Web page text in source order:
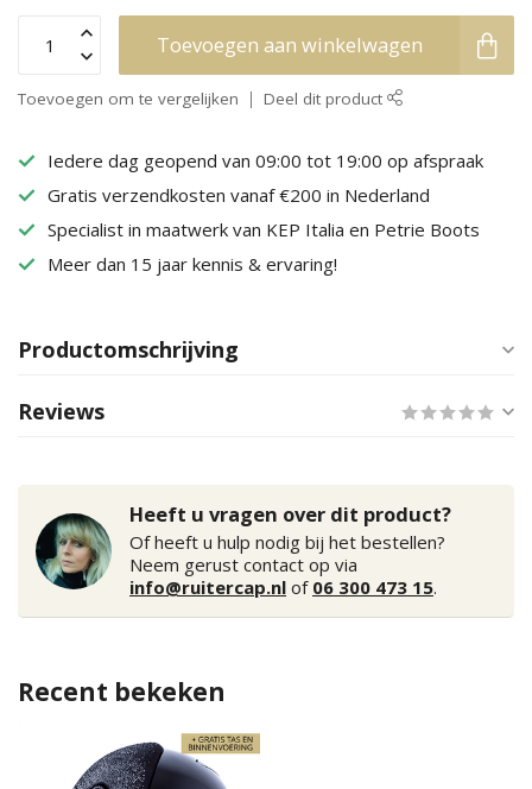
Toevoegen aan winkelwagen
Toevoegen om te vergelijken Deel dit product
Iedere dag geopend van 09:00 tot 19:00 op afspraak
Gratis verzendkosten vanaf €200 in Nederland
Specialist in maatwerk van KEP Italia en Petrie Boots
Meer dan 15 jaar kennis & ervaring!
Productomschrijving
Reviews
Heeft u vragen over dit product?
Of heeft u hulp nodig bij het bestellen?
Neem gerust contact op via
info@ruitercap.nl of 06 300 473 15.
Recent bekeken